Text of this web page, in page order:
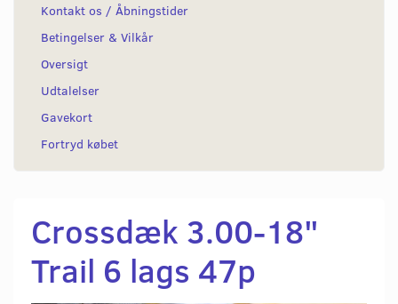
Kontakt os / Åbningstider
Betingelser & Vilkår
Oversigt
Udtalelser
Gavekort
Fortryd købet
Crossdæk 3.00-18"
Trail 6 lags 47p